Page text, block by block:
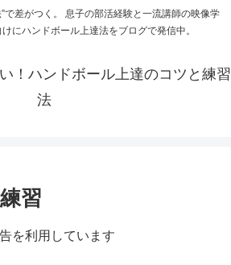
で差がつく。 息子の部活経験と一流講師の映像学
にハンドボール上達法をブログで発信中。
！ハンドボール上達のコツと練習
法
習
を利用しています